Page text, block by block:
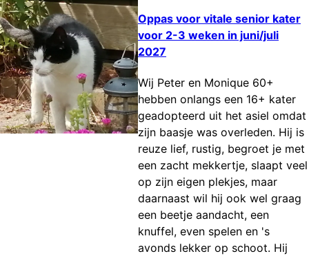
Oppas voor vitale senior kater
voor 2-3 weken in juni/juli
2027
Wij Peter en Monique 60+
hebben onlangs een 16+ kater
geadopteerd uit het asiel omdat
zijn baasje was overleden. Hij is
reuze lief, rustig, begroet je met
een zacht mekkertje, slaapt veel
op zijn eigen plekjes, maar
daarnaast wil hij ook wel graag
een beetje aandacht, een
knuffel, even spelen en 's
avonds lekker op schoot. Hij